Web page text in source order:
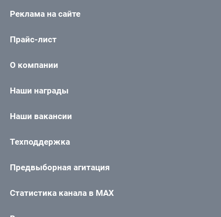
Реклама на сайте
Прайс-лист
О компании
Наши награды
Наши вакансии
Техподдержка
Предвыборная агитация
Статистика канала в MAX